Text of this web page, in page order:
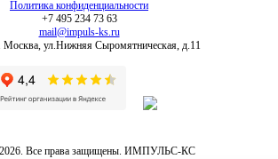
Политика конфиденциальности
+7 495 234 73 63
mail@impuls-ks.ru
Москва, ул.Нижняя Сыромятническая, д.11
Все права защищены. ИМПУЛЬС-КС